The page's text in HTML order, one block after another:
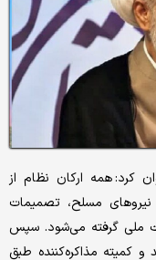
کرد: همه ارکان نظام از
نیروهای مسلح، تصمیمات
ملی گرفته می‌شود. سپس
و کمیته مذاکره‌کننده طبق